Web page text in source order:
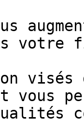
votre
vous